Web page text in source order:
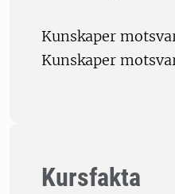
Kunskaper
Kunskaper
Kursfakta